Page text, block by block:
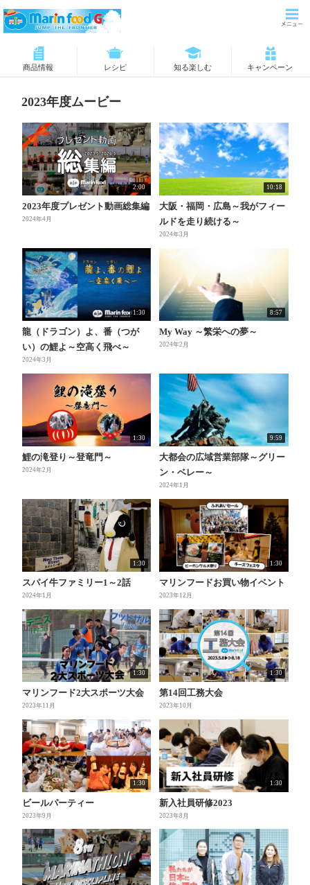
商品情報 レシピ 知る楽しむ キャンペーン
2023年度ムービー
2:00
2023年度プレゼント動画総集編
2024年4月
10:18
大阪・福岡・広島～我がフィー
ルドを走り続ける～
2024年3月
1:30
龍（ドラゴン）よ、番（つが
い）の鯉よ～空高く飛べ～
2024年3月
8:57
My Way ～繁栄への夢～
2024年2月
1:30
鯉の滝登り～登竜門～
2024年2月
9:59
大都会の広域営業部隊～グリー
ン・ベレー～
2024年1月
1:30
スパイ牛ファミリー1～2話
2024年1月
1:30
マリンフードお買い物イベント
2023年12月
1:30
マリンフード2大スポーツ大会
2023年11月
1:30
第14回工務大会
2023年10月
1:30
ビールパーティー
2023年9月
1:30
新入社員研修2023
2023年8月